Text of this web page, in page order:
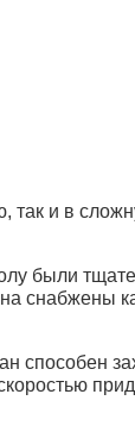
и в
были
снабжены